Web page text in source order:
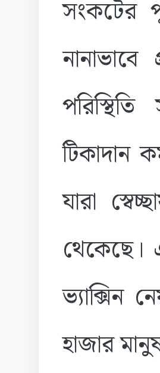
সংকটের
টিকাদান
যারা
ভ্যাক্সিন
হাজার